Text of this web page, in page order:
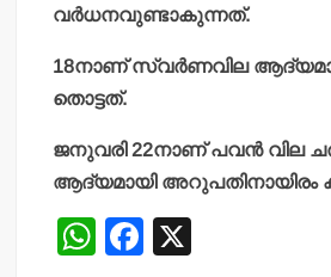
വര്‍ധനവുണ്ടാകുന്നത്.
18നാണ് സ്വര്‍ണവില
തൊട്ടത്.
ജനുവരി 22നാണ് പവന്‍ വില
ആദ്യമായി അറുപതിനായിരം
W
F